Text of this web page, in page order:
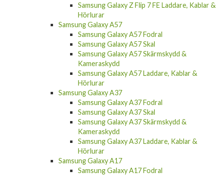
Samsung Galaxy Z Flip 7 FE Laddare, Kablar &
Hörlurar
Samsung Galaxy A57
Samsung Galaxy A57 Fodral
Samsung Galaxy A57 Skal
Samsung Galaxy A57 Skärmskydd &
Kameraskydd
Samsung Galaxy A57 Laddare, Kablar &
Hörlurar
Samsung Galaxy A37
Samsung Galaxy A37 Fodral
Samsung Galaxy A37 Skal
Samsung Galaxy A37 Skärmskydd &
Kameraskydd
Samsung Galaxy A37 Laddare, Kablar &
Hörlurar
Samsung Galaxy A17
Samsung Galaxy A17 Fodral